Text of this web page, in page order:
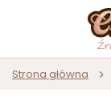
Strona główna